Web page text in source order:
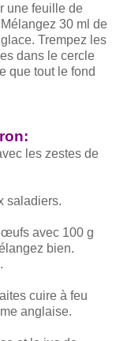
une feuille de
30 ml de
Trempez les
dans le cercle
que tout le fond
les zestes de
saladiers.
avec 100 g
bien.
cuire à feu
anglaise.